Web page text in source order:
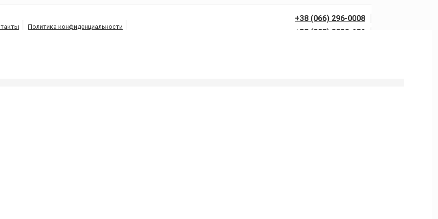
+38 (066) 296-0008
+38 (098) 0099-686
Политика конфиденциальности
ям и канализаций, выкачка-откачка септиков и туалетов Вышгород.